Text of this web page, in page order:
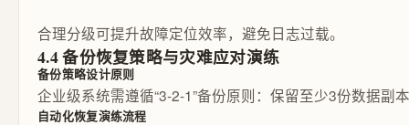
合理分级可提升故障定位效率，避免日志过载。
4.4 备份恢复策略与灾难应对演练
备份策略设计原则
企业级系统需遵循“3-2-1”备份原则：保留至少3份数据
自动化恢复演练流程